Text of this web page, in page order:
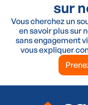
sur
Vous cherchez un
en savoir plus sur
sans engagement
vous expliquer